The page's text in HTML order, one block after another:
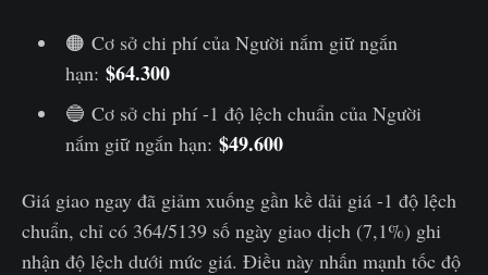
🟠 Cơ sở chi phí của Người nắm giữ ngắn
hạn: $64.300
🔵 Cơ sở chi phí -1 độ lệch chuẩn của Người
nắm giữ ngắn hạn: $49.600
Giá giao ngay đã giảm xuống gần kề dải giá -1 độ lệch
chuẩn, chỉ có 364/5139 số ngày giao dịch (7,1%) ghi
nhận độ lệch dưới mức giá. Điều này nhấn mạnh tốc độ